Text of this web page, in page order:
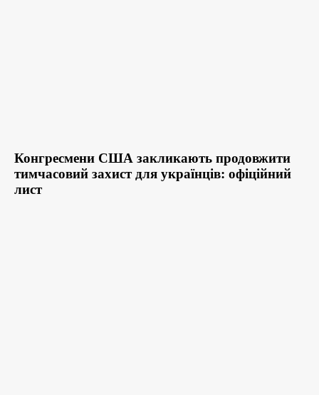
Конгресмени США закликають продовжити
тимчасовий захист для українців: офіційний
лист